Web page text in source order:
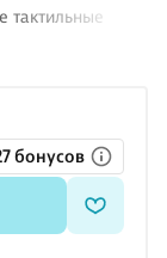
тактильные
страницах из
вдохновение, а
даст вам
мысли,
в любое
бонусов